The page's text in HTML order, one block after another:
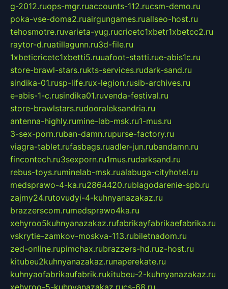
g-2012.ruops-mgr.ruaccounts-112.rucsm-demo.ru
poka-vse-doma2.ruairgungames.ruallseo-host.ru
tehosmotre.ruvarieta-yug.rucricetc1xbetr1xbetcc2.ru
raytor-d.ruatillagunn.ru3d-file.ru
1xbeticricetc1xbetti5.ruuafoot-statti.rue-abis1c.ru
store-brawl-stars.rukts-services.rudark-sand.ru
sindika-01.rusp-life.rux-legion.rusib-archives.ru
e-abis-1-c.rusindika01.ruvenda-festival.ru
store-brawlstars.rudooraleksandria.ru
antenna-highly.rumine-lab-msk.ru1-mus.ru
3-sex-porn.ruban-damn.rupurse-factory.ru
viagra-tablet.rufasbags.ruadler-jun.rubandamn.ru
fincontech.ru3sexporn.ru1mus.rudarksand.ru
rebus-toys.ruminelab-msk.rualabuga-cityhotel.ru
medsprawo-4-ka.ru2864420.rublagodarenie-spb.ru
zajmy24.rutovudyi-4-kuhnyanazakaz.ru
brazzerscom.rumedsprawo4ka.ru
xehyroo5kuhnyanazakaz.rufabrikayfabrikaefabrika.ru
vskrytie-zamkov-moskva-113.rubiletnadom.ru
zed-online.rupimchax.rubrazzers-hd.ruz-host.ru
kitubeu2kuhnyanazakaz.runaperekate.ru
kuhnyaofabrikaufabrik.rukitubeu-2-kuhnyanazakaz.ru